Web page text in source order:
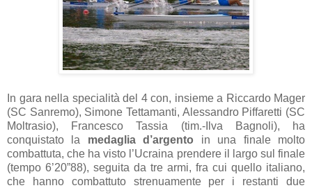
In gara nella specialità del 4 con, insieme a Riccardo Mager
(SC Sanremo), Simone Tettamanti, Alessandro Piffaretti (SC
Moltrasio), Francesco Tassia (tim.-Ilva Bagnoli), ha
conquistato la medaglia d’argento in una finale molto
combattuta, che ha visto l’Ucraina prendere il largo sul finale
(tempo 6’20”88), seguita da tre armi, fra cui quello italiano,
che hanno combattuto strenuamente per i restanti due